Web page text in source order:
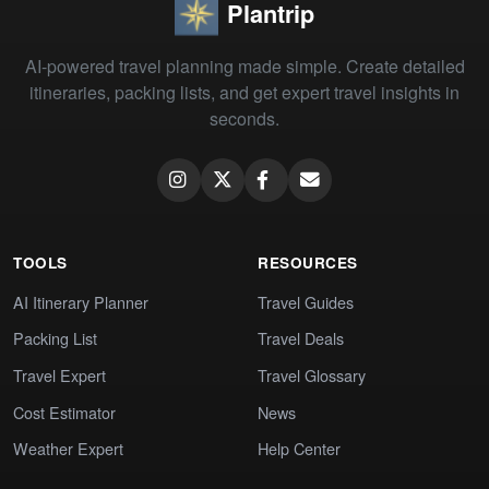
Plantrip
AI-powered travel planning made simple. Create detailed
itineraries, packing lists, and get expert travel insights in
seconds.
TOOLS
AI Itinerary Planner
Packing List
Travel Expert
Cost Estimator
Weather Expert
RESOURCES
Travel Guides
Travel Deals
Travel Glossary
News
Help Center